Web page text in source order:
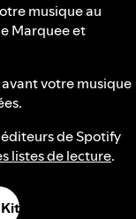
musique au
Marquee et
votre musique
de Spotify
listes de lecture.